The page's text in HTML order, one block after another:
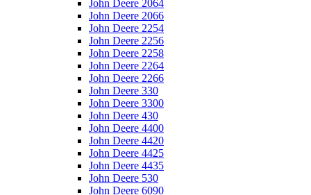
John Deere 2064
John Deere 2066
John Deere 2254
John Deere 2256
John Deere 2258
John Deere 2264
John Deere 2266
John Deere 330
John Deere 3300
John Deere 430
John Deere 4400
John Deere 4420
John Deere 4425
John Deere 4435
John Deere 530
John Deere 6090